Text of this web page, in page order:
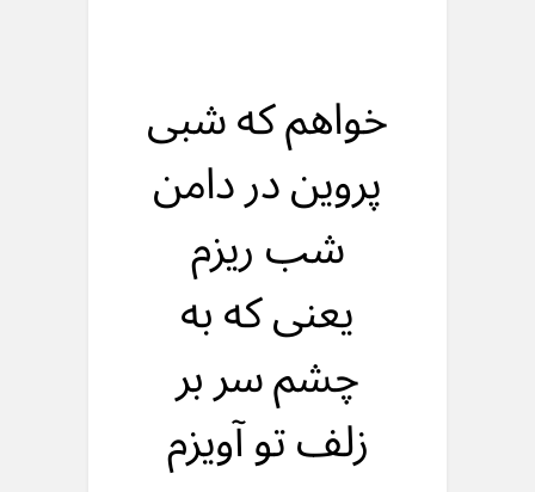
خواهم که شبی
پروین در دامن
شب ریزم
یعنی که به
چشم سر بر
زلف تو آویزم